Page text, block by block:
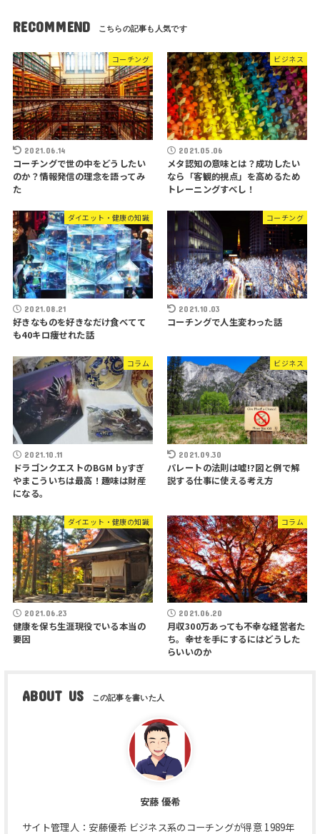
RECOMMEND
コーチング
2021.06.14
コーチングで世の中をどうしたい
のか？情報発信の理念を語ってみ
た
ビジネス
2021.05.06
メタ認知の意味とは？成功したい
なら「客観的視点」を高めるため
トレーニングすべし！
ダイエット・健康の知識
2021.08.21
好きなものを好きなだけ食べてて
も40キロ痩せれた話
コーチング
2021.10.03
コーチングで人生変わった話
コラム
2021.10.11
ドラゴンクエストのBGM byすぎ
やまこういちは最高！趣味は財産
になる。
ビジネス
2021.09.30
パレートの法則は嘘!?図と例で解
説する仕事に使える考え方
ダイエット・健康の知識
2021.06.23
健康を保ち生涯現役でいる本当の
要因
コラム
2021.06.20
月収300万あっても不幸な経営者た
ち。幸せを手にするにはどうした
らいいのか
ABOUT US
安藤 優希
サイト管理人：安藤優希 ビジネス系のコーチングが得意 1989年